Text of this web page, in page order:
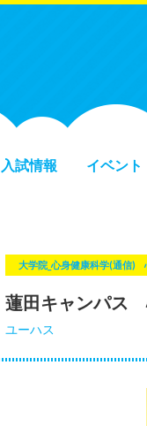
入試情報 イベント
大学院_心身健康科学(通信)
蓮田キャンパス
ユーハス